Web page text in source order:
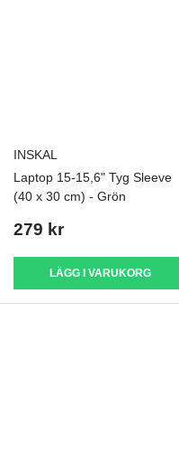
INSKAL
Laptop 15-15,6" Tyg Sleeve
(40 x 30 cm) - Grön
279 kr
LÄGG I VARUKORG